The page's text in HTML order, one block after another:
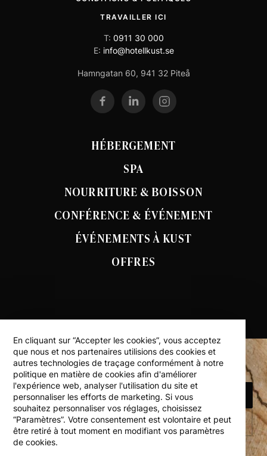
TRAVAILLER ICI
T: 0911 30 000
E: info@hotellkust.se
Hamngatan 60, 941 32 Piteå
HÉBERGEMENT
SPA
NOURRITURE & BOISSON
CONFÉRENCE & ÉVÉNEMENT
ÉVÉNEMENTS À KUST
OFFRES
RÉSERVEZ UN HÉBERGEMENT
RETOUR EN HAUT
En cliquant sur “Accepter les cookies”, vous acceptez
que nous et nos partenaires utilisions des cookies et
autres technologies de traçage conformément à notre
politique en matière de cookies afin d'améliorer
l'expérience web, analyser l'utilisation du site et
personnaliser les efforts de marketing. Si vous
souhaitez personnaliser vos réglages, choisissez
“Paramètres”. Votre consentement est volontaire et peut
être retiré à tout moment en modifiant vos paramètres
de cookies.